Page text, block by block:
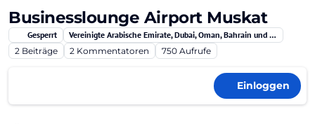
Businesslounge Airport Muskat
Gesperrt
Vereinigte Arabische Emirate, Dubai, Oman, Bahrain und Qatar
2 Beiträge 2 Kommentatoren 750 Aufrufe
Einloggen